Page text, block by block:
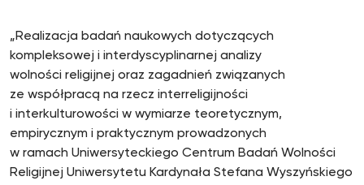
„Realizacja badań naukowych dotyczących
kompleksowej i interdyscyplinarnej analizy
wolności religijnej oraz zagadnień związanych
ze współpracą na rzecz interreligijności
i interkulturowości w wymiarze teoretycznym,
empirycznym i praktycznym prowadzonych
w ramach Uniwersyteckiego Centrum Badań Wolności
Religijnej Uniwersytetu Kardynała Stefana Wyszyńskiego